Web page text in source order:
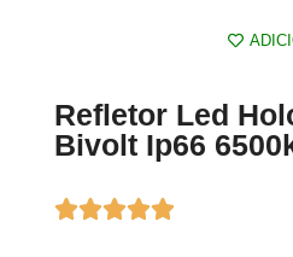
Refletor Led
Bivolt Ip66